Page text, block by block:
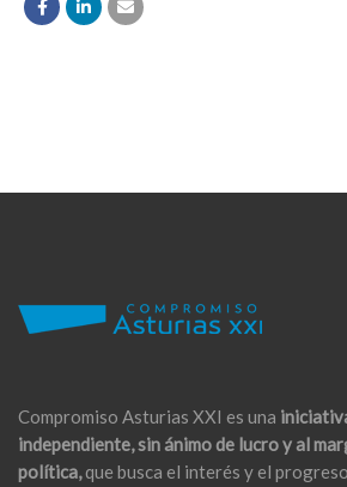
Compromiso Asturias XXI es una
independiente, sin ánimo de lucro y al
política,que busca el interés y el